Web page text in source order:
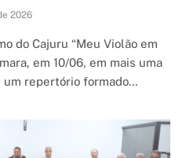
2026
do Cajuru “Meu Violão em
em 10/06, em mais uma
um repertório formado…